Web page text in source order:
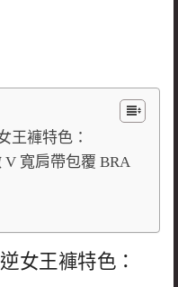
王褲特色：
寬肩帶包覆 BRA
女王褲特色：